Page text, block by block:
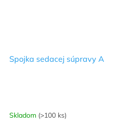
Spojka sedacej súpravy A
Skladom (>100 ks)